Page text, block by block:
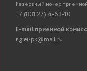
Резервный номер
+7 (831 27) 4-63-10
E-mail приемной
ngiei-pk@mail.ru